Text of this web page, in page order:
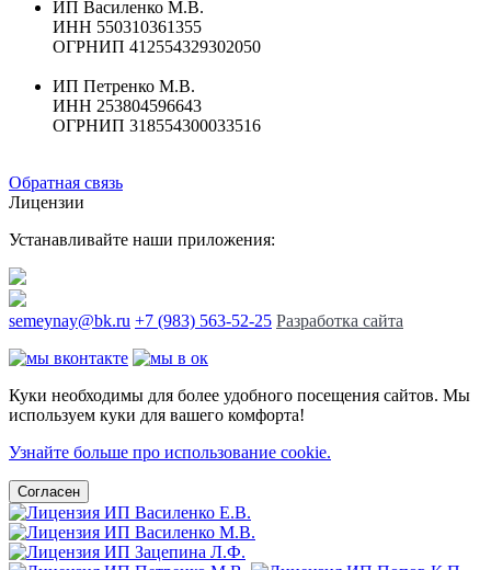
ИП Василенко М.В.
ИНН 550310361355
ОГРНИП 412554329302050
ИП Петренко М.В.
ИНН 253804596643
ОГРНИП 318554300033516
Обратная связь
Лицензии
Устанавливайте наши приложения:
semeynay@bk.ru +7 (983) 563-52-25 Разработка сайта
Куки необходимы для более удобного посещения сайтов. Мы
используем куки для вашего комфорта!
Узнайте больше про использование cookie.
Согласен